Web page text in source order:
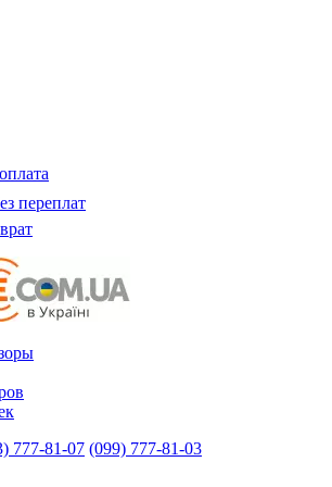
переплат
777-81-07 (099) 777-81-03